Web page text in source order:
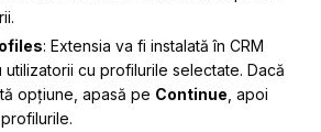
: Extensia va fi instalată în CRM
cu profilurile selectate. Dacă
opțiune, apasă pe Continue , apoi